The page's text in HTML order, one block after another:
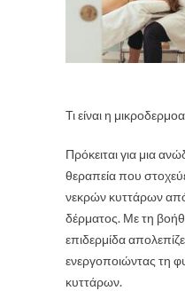
Τι είναι η
Πρόκειται για μια
θεραπεία που
νεκρών κυττάρων
δέρματος. Με τη
επιδερμίδα
ενεργοποιώντας τη
κυττάρων.